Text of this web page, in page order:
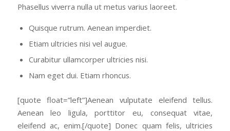
Phasellus viverra nulla ut metus varius laoreet.
Quisque rutrum. Aenean imperdiet.
Etiam ultricies nisi vel augue.
Curabitur ullamcorper ultricies nisi.
Nam eget dui. Etiam rhoncus.
[quote float=”left”]Aenean vulputate eleifend tellus.
Aenean leo ligula, porttitor eu, consequat vitae,
eleifend ac, enim.[/quote] Donec quam felis, ultricies